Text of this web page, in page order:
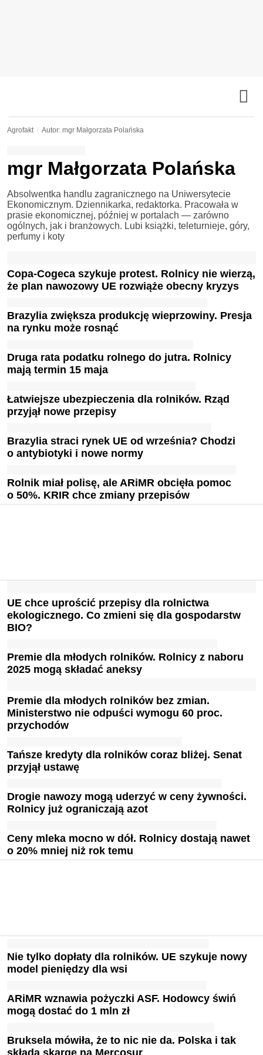
Agrofakt Autor: mgr Małgorzata Polańska
mgr Małgorzata Polańska
Absolwentka handlu zagranicznego na Uniwersytecie
Ekonomicznym. Dziennikarka, redaktorka. Pracowała w
prasie ekonomicznej, później w portalach — zarówno
ogólnych, jak i branżowych. Lubi książki, teleturnieje, góry,
perfumy i koty
Copa-Cogeca szykuje protest. Rolnicy nie wierzą,
że plan nawozowy UE rozwiąże obecny kryzys
Brazylia zwiększa produkcję wieprzowiny. Presja
na rynku może rosnąć
Druga rata podatku rolnego do jutra. Rolnicy
mają termin 15 maja
Łatwiejsze ubezpieczenia dla rolników. Rząd
przyjął nowe przepisy
Brazylia straci rynek UE od września? Chodzi
o antybiotyki i nowe normy
Rolnik miał polisę, ale ARiMR obcięła pomoc
o 50%. KRIR chce zmiany przepisów
UE chce uprościć przepisy dla rolnictwa
ekologicznego. Co zmieni się dla gospodarstw
BIO?
Premie dla młodych rolników. Rolnicy z naboru
2025 mogą składać aneksy
Premie dla młodych rolników bez zmian.
Ministerstwo nie odpuści wymogu 60 proc.
przychodów
Tańsze kredyty dla rolników coraz bliżej. Senat
przyjął ustawę
Drogie nawozy mogą uderzyć w ceny żywności.
Rolnicy już ograniczają azot
Ceny mleka mocno w dół. Rolnicy dostają nawet
o 20% mniej niż rok temu
Nie tylko dopłaty dla rolników. UE szykuje nowy
model pieniędzy dla wsi
ARiMR wznawia pożyczki ASF. Hodowcy świń
mogą dostać do 1 mln zł
Bruksela mówiła, że to nic nie da. Polska i tak
składa skargę na Mercosur